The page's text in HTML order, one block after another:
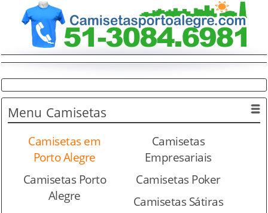
Menu Camisetas
Camisetas em
Porto Alegre
Camisetas
Empresariais
Camisetas Porto
Alegre
Camisetas Poker
Camisetas Sátiras